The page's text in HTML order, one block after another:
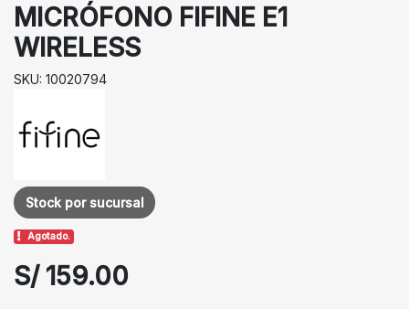
MICRÓFONO FIFINE E1
WIRELESS
SKU: 10020794
Stock por sucursal
Agotado.
S/ 159.00